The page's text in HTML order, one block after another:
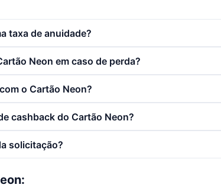
taxa de anuidade?
Neon em caso de perda?
o Cartão Neon?
cashback do Cartão Neon?
solicitação?